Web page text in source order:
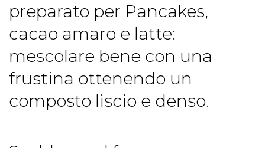
preparato per Pancakes,
cacao amaro e latte:
mescolare bene con una
frustina ottenendo un
composto liscio e denso.